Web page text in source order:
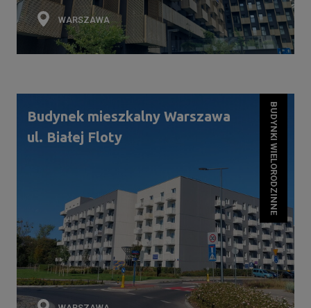
WARSZAWA
Budynek mieszkalny Warszawa
ul. Białej Floty
BUDYNKI WIELORODZINNE